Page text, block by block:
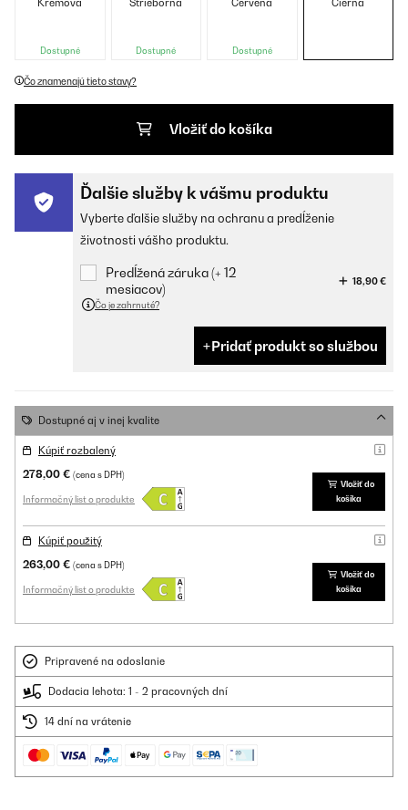
Krémová
Dostupné
Strieborná
Dostupné
Červená
Dostupné
Čierna
Čo znamenajú tieto stavy?
Vložiť do košíka
Ďalšie služby k vášmu produktu
Vyberte ďalšie služby na ochranu a predĺženie
životnosti vášho produktu.
Predĺžená záruka (+ 12
mesiacov)
18,90 €
Čo je zahrnuté?
Pridať produkt so službou
Dostupné aj v inej kvalite
Kúpiť rozbalený
278,00 € (cena s DPH)
Informačný list o produkte
Vložiť do
košíka
Kúpiť použitý
263,00 € (cena s DPH)
Informačný list o produkte
Vložiť do
košíka
Pripravené na odoslanie
Dodacia lehota: 1 - 2 pracovných dní
14 dní na vrátenie